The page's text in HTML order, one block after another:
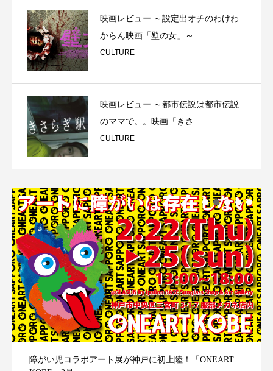
映画レビュー ～設定出オチのわけわ
からん映画「壁の女」～
CULTURE
映画レビュー ～都市伝説は都市伝説
のママで。。映画「きさ...
CULTURE
障がい児コラボアート展が神戸に初上陸！「ONEART